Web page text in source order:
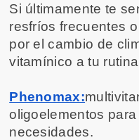
Si últimamente te
resfríos frecuentes
por el cambio de
vitamínico a tu
Phenomax:
oligoelementos
necesidades.